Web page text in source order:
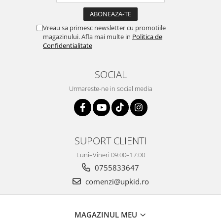
Vreau sa primesc newsletter cu promotiile
magazinului. Afla mai multe in Politica de
Confidentialitate
SOCIAL
Urmareste-ne in social media
SUPORT CLIENTI
Luni–Vineri 09:00–17:00
0755833647
comenzi@upkid.ro
MAGAZINUL MEU